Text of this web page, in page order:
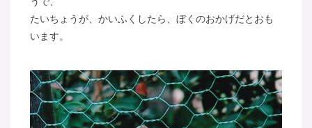
たいちょうが、かいふくしたら、ぼくのおかげだとおも
います。